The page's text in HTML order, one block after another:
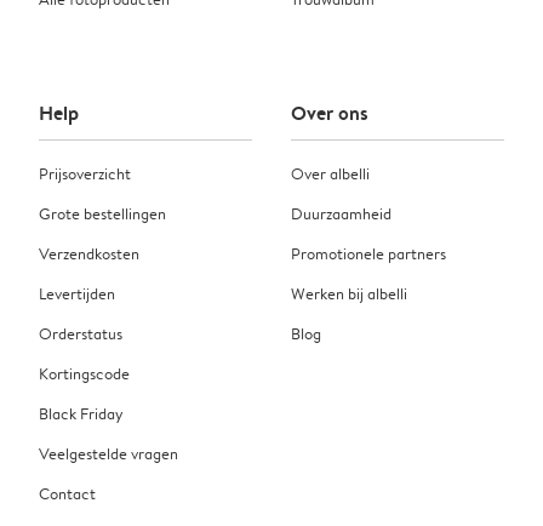
Help
Prijsoverzicht
Grote bestellingen
Verzendkosten
Levertijden
Orderstatus
Kortingscode
Black Friday
Veelgestelde vragen
Contact
Over ons
Over albelli
Duurzaamheid
Promotionele partners
Werken bij albelli
Blog